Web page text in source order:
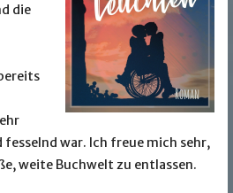
die
war. Ich freue mich sehr,
weite Buchwelt zu entlassen.